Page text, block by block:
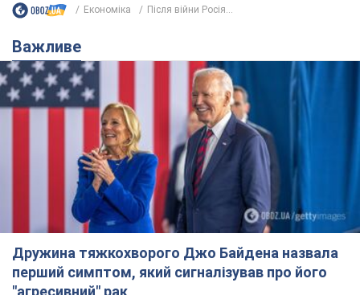
Економіка Після війни Росія...
Важливе
Дружина тяжкохворого Джо Байдена назвала
перший симптом, який сигналізував про його